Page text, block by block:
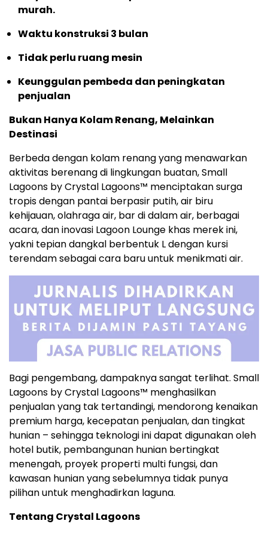
murah.
Waktu konstruksi 3 bulan
Tidak perlu ruang mesin
Keunggulan pembeda dan peningkatan
penjualan
Bukan Hanya Kolam Renang, Melainkan
Destinasi
Berbeda dengan kolam renang yang menawarkan
aktivitas berenang di lingkungan buatan, Small
Lagoons by Crystal Lagoons™ menciptakan surga
tropis dengan pantai berpasir putih, air biru
kehijauan, olahraga air, bar di dalam air, berbagai
acara, dan inovasi Lagoon Lounge khas merek ini,
yakni tepian dangkal berbentuk L dengan kursi
terendam sebagai cara baru untuk menikmati air.
Bagi pengembang, dampaknya sangat terlihat. Small
Lagoons by Crystal Lagoons™ menghasilkan
penjualan yang tak tertandingi, mendorong kenaikan
premium harga, kecepatan penjualan, dan tingkat
hunian – sehingga teknologi ini dapat digunakan oleh
hotel butik, pembangunan hunian bertingkat
menengah, proyek properti multi fungsi, dan
kawasan hunian yang sebelumnya tidak punya
pilihan untuk menghadirkan laguna.
Tentang Crystal Lagoons